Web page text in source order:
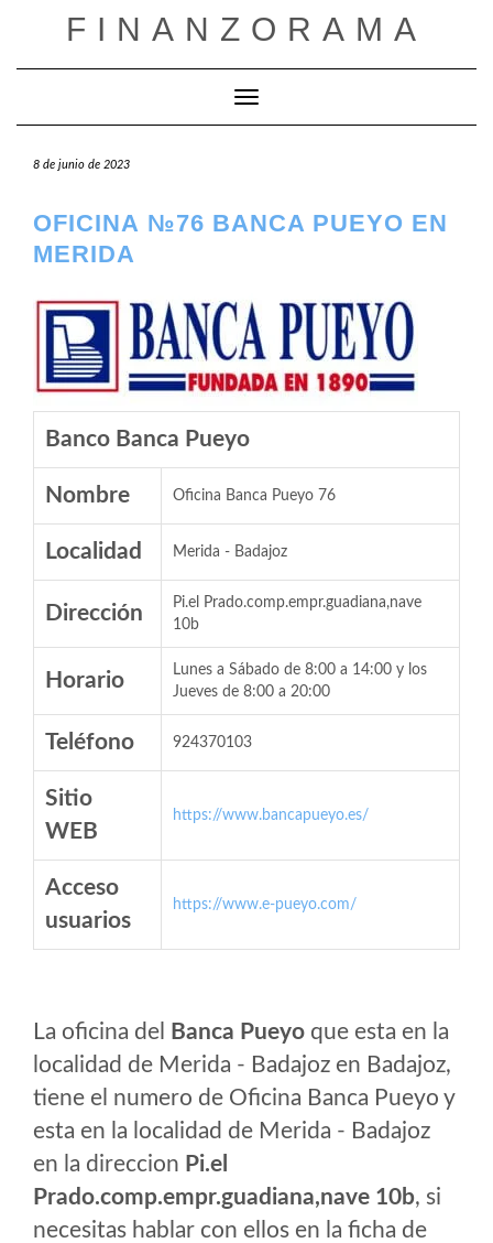
FINANZORAMA
Cambiar modo de navegación
8 de junio de 2023
OFICINA №76 BANCA PUEYO EN
MERIDA
Banco Banca Pueyo
Nombre Oficina Banca Pueyo 76
Localidad Merida - Badajoz
Dirección
Pi.el Prado.comp.empr.guadiana,nave
10b
Horario
Lunes a Sábado de 8:00 a 14:00 y los
Jueves de 8:00 a 20:00
Teléfono 924370103
Sitio
WEB
https://www.bancapueyo.es/
Acceso
usuarios
https://www.e-pueyo.com/
La oficina del Banca Pueyo que esta en la
localidad de Merida - Badajoz en Badajoz,
tiene el numero de Oficina Banca Pueyo y
esta en la localidad de Merida - Badajoz
en la direccion Pi.el
Prado.comp.empr.guadiana,nave 10b, si
necesitas hablar con ellos en la ficha de